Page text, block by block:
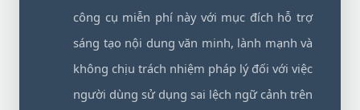
công cụ miễn phí này với mục đích hỗ trợ
sáng tạo nội dung văn minh, lành mạnh và
không chịu trách nhiệm pháp lý đối với việc
người dùng sử dụng sai lệch ngữ cảnh trên